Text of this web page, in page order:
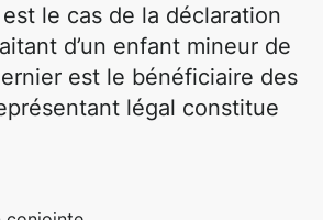
le cas de la déclaration
d’un enfant mineur de
est le bénéficiaire des
légal constitue